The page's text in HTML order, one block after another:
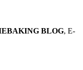
BLOG, E-